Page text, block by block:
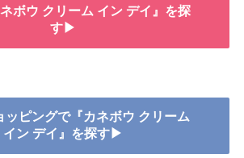
ボウ クリーム イン デイ』を探
す▶
ピングで『カネボウ クリーム
イン デイ』を探す▶